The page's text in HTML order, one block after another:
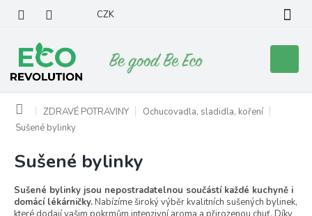
obsah
CZK
košík
Domů ZDRAVÉ POTRAVINY
Ochucovadla, sladidla, koření
Sušené bylinky
Sušené bylinky
Sušené bylinky jsou nepostradatelnou součástí každé kuchyně i
domácí lékárničky. Nabízíme široký výběr kvalitních sušených bylinek,